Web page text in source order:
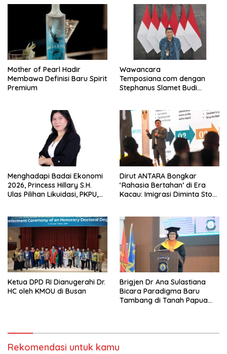
Komprehensif di Jagakarsa
Mother of Pearl Hadir
Membawa Definisi Baru Spirit
Premium
Wawancara
Temposiana.com dengan
Stephanus Slamet Budi
Menghadapi Badai Ekonomi
2026, Princess Hillary S.H.
Ulas Pilihan Likuidasi, PKPU,
Dirut ANTARA Bongkar
‘Rahasia Bertahan’ di Era
Kacau: Imigrasi Diminta Stop
Ketua DPD RI Dianugerahi Dr.
HC oleh KMOU di Busan
Brigjen Dr Ana Sulastiana
Bicara Paradigma Baru
Tambang di Tanah Papua
Rekomendasi untuk kamu